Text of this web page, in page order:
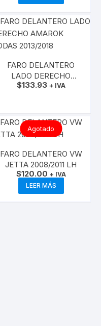
FARO DELANTERO
LADO DERECHO
AMAROK TODAS
$133.93 + IVA
Agotado
FARO DELANTERO VW
JETTA 2008/2011 LH
$120.00 + IVA
LEER MÁS